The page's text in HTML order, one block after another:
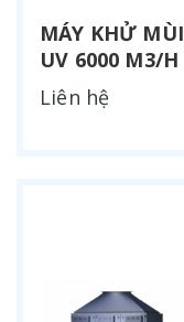
MÁY KHỬ MÙI
UV 6000 M3/H
Liên hệ